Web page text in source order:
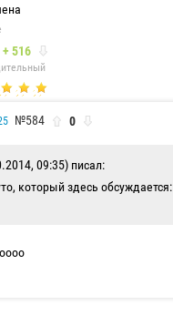
+ 516
№584 0
09:35) писал:
который здесь обсуждается: